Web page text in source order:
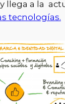
llega a la
tecnologías.